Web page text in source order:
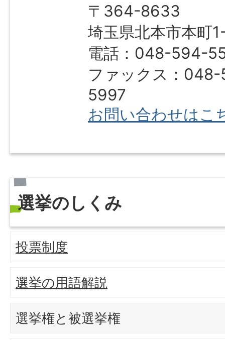
〒364-8633
埼玉県北本市本町
電話：048-594-
ファックス：
5997
お問い合わせはこ
選挙のしくみ
投票制度
選挙の用語解説
選挙権と被選挙権